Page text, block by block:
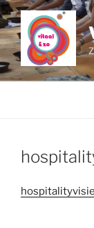
Naar
de
inhoud
springen